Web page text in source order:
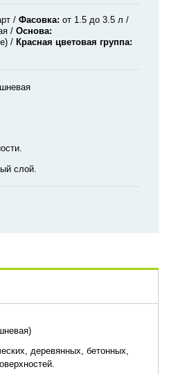
Фасовка от 1.5 до 3.5 л
Основа
Красная цветовая группа
слой.
деревянных, бетонных,